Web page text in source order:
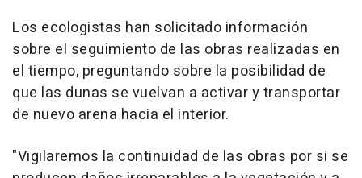
Los ecologistas han solicitado información
sobre el seguimiento de las obras realizadas en
el tiempo, preguntando sobre la posibilidad de
que las dunas se vuelvan a activar y transportar
de nuevo arena hacia el interior.
"Vigilaremos la continuidad de las obras por si se